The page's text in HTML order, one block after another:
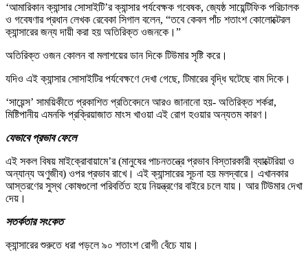
‘আমারিকান ক্যান্সার সোসাইটি’র ক্যান্সার পর্যবেক্ষক গবেষক, জ্যেষ্ঠ সায়েন্টিফিক পরিচালক
ও গবেষণার প্রধান লেখক রেবেকা সিগাল বলেন, “তবে কেবল পাঁচ শতাংশ কোলোক্টেরল
ক্যান্সারের জন্য দায়ী করা হয় অতিরিক্ত ওজনকে।”
অতিরিক্ত ওজন কোলন বা মলাশয়ের ডান দিকে টিউমার সৃষ্টি করে।
যদিও এই ক্যান্সার সোসাইটির পর্যবেক্ষণে দেখা গেছে, টিমারের বৃদ্ধি ঘটেছে বাম দিকে।
‘সায়েন্স’ সাময়িকীতে প্রকাশিত প্রতিবেদনে আরও জানানো হয়- অতিরিক্ত শর্করা,
মিষ্টিপানীয় এমনকি প্রক্রিয়াজাত মাংস খাওয়া এই রোগ হওয়ার অন্যতম কারণ।
যেভাবে প্রভাব ফেলে
এই সকল বিষয় মাইক্রোবায়ামে’র (মানুষের পাচনতন্ত্রে প্রভাব বিস্তারকারী ব্যাক্টেরিয়া ও
অন্যান্য অণুজীব) ওপর প্রভাব রাখে। এই ক্যান্সারের সূচনা হয় মলদ্বারে। এখানকার
আস্তরণের সুস্থ কোষগুলো পরিবর্তিত হয়ে নিয়ন্ত্রণের বাইরে চলে যায়। আর টিউমার দেখা
দেয়।
সতর্কতার সংকেত
ক্যান্সারের শুরুতে ধরা পড়লে ৯০ শতাংশ রোগী বেঁচে যায়।